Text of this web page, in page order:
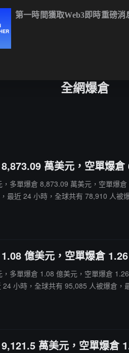
全網爆倉
萬美元，空單爆
多單爆倉 8,873.09 萬美元，空單爆
近 24 小時，全球共有 78,910 人
億美元，空單爆倉
多單爆倉 1.08 億美元，空單爆倉
小時，全球共有 95,085 人被爆倉，
萬美元，空單爆倉
第一時間獲取Web3即時重磅消